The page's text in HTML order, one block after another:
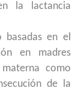
la lactancia
basadas en el
en madres
como
de la